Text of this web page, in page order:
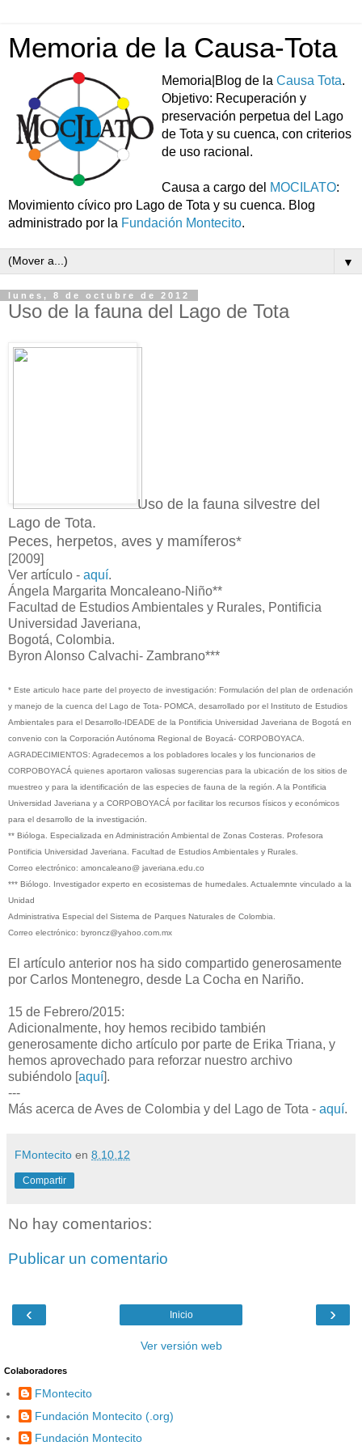
Memoria de la Causa-Tota
Memoria|Blog de la Causa Tota.
Objetivo: Recuperación y
preservación perpetua del Lago
de Tota y su cuenca, con criterios
de uso racional.
Causa a cargo del MOCILATO:
Movimiento cívico pro Lago de Tota y su cuenca. Blog
administrado por la Fundación Montecito.
▼
lunes, 8 de octubre de 2012
Uso de la fauna del Lago de Tota
Uso de la fauna silvestre del
Lago de Tota.
Peces, herpetos, aves y mamíferos*
[2009]
Ver artículo - aquí.
Ángela Margarita Moncaleano-Niño**
Facultad de Estudios Ambientales y Rurales, Pontificia
Universidad Javeriana,
Bogotá, Colombia.
Byron Alonso Calvachi- Zambrano***
* Este articulo hace parte del proyecto de investigación: Formulación del plan de ordenación
y manejo de la cuenca del Lago de Tota- POMCA, desarrollado por el Instituto de Estudios
Ambientales para el Desarrollo-IDEADE de la Pontificia Universidad Javeriana de Bogotá en
convenio con la Corporación Autónoma Regional de Boyacá- CORPOBOYACA.
AGRADECIMIENTOS: Agradecemos a los pobladores locales y los funcionarios de
CORPOBOYACÁ quienes aportaron valiosas sugerencias para la ubicación de los sitios de
muestreo y para la identificación de las especies de fauna de la región. A la Pontificia
Universidad Javeriana y a CORPOBOYACÁ por facilitar los recursos físicos y económicos
para el desarrollo de la investigación.
** Bióloga. Especializada en Administración Ambiental de Zonas Costeras. Profesora
Pontificia Universidad Javeriana. Facultad de Estudios Ambientales y Rurales.
Correo electrónico: amoncaleano@ javeriana.edu.co
*** Biólogo. Investigador experto en ecosistemas de humedales. Actualemnte vinculado a la
Unidad
Administrativa Especial del Sistema de Parques Naturales de Colombia.
Correo electrónico: byroncz@yahoo.com.mx
El artículo anterior nos ha sido compartido generosamente
por Carlos Montenegro, desde La Cocha en Nariño.
15 de Febrero/2015:
Adicionalmente, hoy hemos recibido también
generosamente dicho artículo por parte de Erika Triana, y
hemos aprovechado para reforzar nuestro archivo
subiéndolo [aquí].
---
Más acerca de Aves de Colombia y del Lago de Tota - aquí.
FMontecito en 8.10.12
Compartir
No hay comentarios:
Publicar un comentario
‹ ›
Inicio
Ver versión web
Colaboradores
FMontecito
Fundación Montecito (.org)
Fundación Montecito